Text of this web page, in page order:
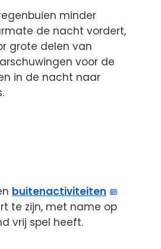
minder
de nacht vordert,
grote delen van
voor de
in de nacht naar
buitenactiviteiten
te zijn, met name op
vrij spel heeft.